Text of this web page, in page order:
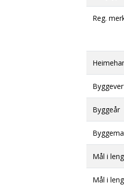
Reg.
Byggeår
Mål i
Mål i